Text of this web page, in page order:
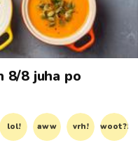
8/8 juha po
lol! aww vrh! woot?!